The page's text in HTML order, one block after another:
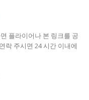
플라이어나 본 링크를 공
락 주시면 24 시간 이내에